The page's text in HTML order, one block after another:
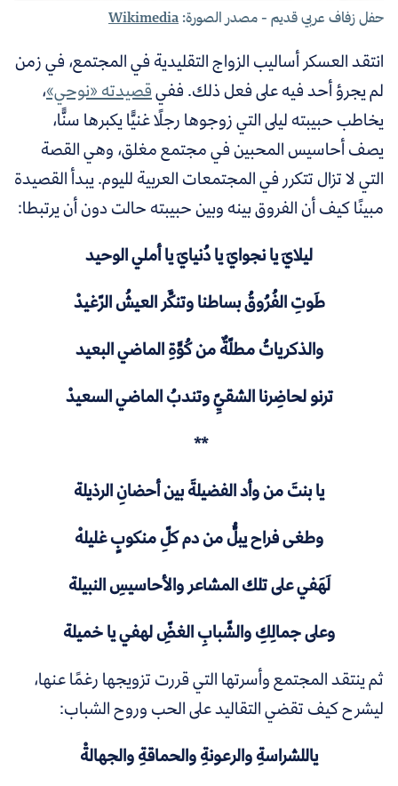
حفل زفاف عربي قديم - مصدر الصورة:Wikimedia
انتقد العسكر أساليب الزواج التقليدية في المجتمع، في زمن
لم يجرؤ أحد فيه على فعل ذلك. ففيقصيدته «نوحي»،
يخاطب حبيبته ليلى التي زوجوها رجلًا غنيًّا يكبرها سنًّا،
يصف أحاسيس المحبين في مجتمع مغلق، وهي القصة
التي لا تزال تتكرر في المجتمعات العربية لليوم. يبدأ القصيدة
مبينًا كيف أن الفروق بينه وبين حبيبته حالت دون أن يرتبطا:
ليلايَ يا نجوايَ يا دُنيايَ يا أملي الوحيد
طَوتِ الفُرُوقُ بساطنا وتنكَّر العيشُ الرّغيدْ
والذكرياتُ مطلّةٌ من كُوَّةِ الماضي البعيد
ترنو لحاضِرنا الشقيِّ وتندبُ الماضي السعيدْ
**
يا بنتَ من وأد الفضيلةَ بين أحضانِ الرذيلة
وطغى فراح يبلُّ من دم كلِّ منكوبٍ غليلهْ
لَهَفي على تلك المشاعر والأحاسيسِ النبيلة
وعلى جمالِكِ والشّبابِ الغضِّ لهفي يا خميلة
ثم ينتقد المجتمع وأسرتها التي قررت تزويجها رغمًا عنها،
ليشرح كيف تقضي التقاليد على الحب وروح الشباب:
ياللشراسةِ والرعونةِ والحماقةِ والجهالةْ